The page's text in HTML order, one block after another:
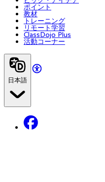
ポイント
教材
トレーニング
リモート学習
ClassDojo Plus
活動コーナー
日本語
Facebook